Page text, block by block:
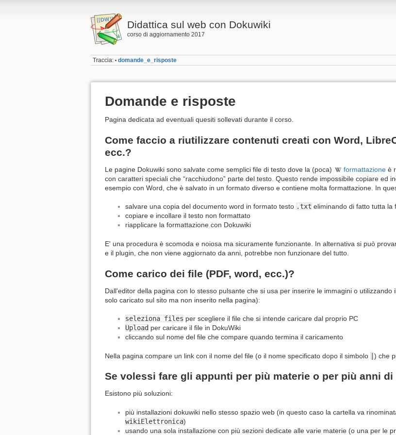
Didattica sul web con Dokuwiki
corso di aggiornamento 2017
Traccia: • domande_e_risposte
Domande e risposte
Pagina dedicata ad eventuali quesiti sollevati durante il corso.
Come faccio a riutilizzare contenuti creati con Word,
ecc.?
Le pagine Dokuwiki sono salvate come semplici file di testo dove la (poca) formattazioneè
con caratteri speciali che “racchiudono” parte del testo. Questo rende impossibile copiare ed
esempio con Word, che è salvato in un formato diverso e contiene molta formattazione. In
salvare una copia del documento word in formato testo .txt eliminando di fatto tutta la
copiare e incollare il testo non formattato
riapplicare la formattazione con Dokuwiki
E' una procedura è scomoda e noiosa ma sicuramente funzionante. In alternativa si può
e il plugin, che non viene aggiornato da anni, potrebbe non funzionare del tutto.
Come carico dei file (PDF, word, ecc.)?
Dall'editor della pagina con lo stesso pulsante che si usa per inserire le immagini o utilizzando
solo caricato sul sito ma non inserito nella pagina):
seleziona files per scegliere il file che si intende caricare dal proprio PC
Upload per caricare il file in DokuWiki
cliccando sul nome del file che compare quando termina il caricamento
Nella pagina compare un link con il nome del file (o il nome specificato dopo il simbolo ) che
Se volessi fare gli appunti per più materie o per più anni di
Esistono più soluzioni:
più installazioni dokuwiki nello stesso spazio web (in questo caso la cartella va
wikiElettronica)
usando una sola installazione con più sezioni dedicate alle varie materie (o una per le